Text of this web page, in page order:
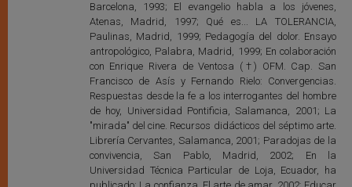
Barcelona, 1993; El evangelio habla a los jóvenes,
Atenas, Madrid, 1997; Qué es... LA TOLERANCIA,
Paulinas, Madrid, 1999; Pedagogía del dolor. Ensayo
antropológico, Palabra, Madrid, 1999; En colaboración
con Enrique Rivera de Ventosa (†) OFM. Cap. San
Francisco de Asís y Fernando Rielo: Convergencias.
Respuestas desde la fe a los interrogantes del hombre
de hoy, Universidad Pontificia, Salamanca, 2001; La
"mirada" del cine. Recursos didácticos del séptimo arte.
Librería Cervantes, Salamanca, 2001; Paradojas de la
convivencia, San Pablo, Madrid, 2002; En la
Universidad Técnica Particular de Loja, Ecuador, ha